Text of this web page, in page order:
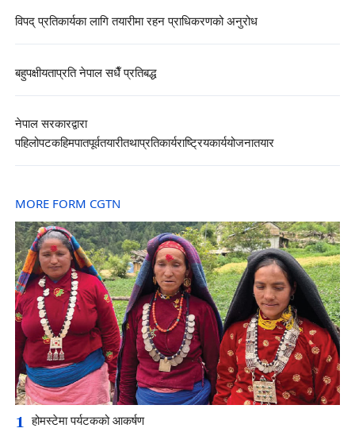
विपद् प्रतिकार्यका लागि तयारीमा रहन प्राधिकरणको अनुरोध
बहुपक्षीयताप्रति नेपाल सधैँ प्रतिबद्ध
नेपाल सरकारद्वारा
पहिलोपटकहिमपातपूर्वतयारीतथाप्रतिकार्यराष्ट्रियकार्ययोजनातयार
MORE FORM CGTN
1 होमस्टेमा पर्यटकको आकर्षण